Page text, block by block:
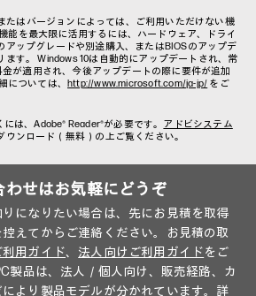
たはバージョンによっては、ご利用いただけない機
能を最大限に活用するには、ハードウェア、ドライ
アップグレードや別途購入、またはBIOSのアップデ
ます。 Windows 10は自動的にアップデートされ、常
が適用され、今後アップデートの際に要件が追加
については、 http://www.microsoft.com/ja-jp/ をご
は、Adobe® Reader®が必要です。 アドビシステム
ウンロード（無料）の上ご覧ください。
わせはお気軽にどうぞ
になりたい場合は、先にお見積を取得
えてからご連絡ください。お見積の取
用ガイド、 法人向けご利用ガイドをご
製品は、法人／個人向け、販売経路、カ
より製品モデルが分かれています。詳